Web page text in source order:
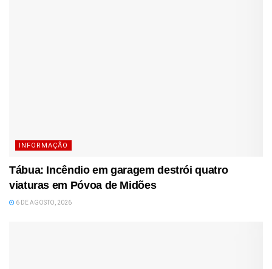
INFORMAÇÃO
Tábua: Incêndio em garagem destrói quatro
viaturas em Póvoa de Midões
6 DE AGOSTO, 2026